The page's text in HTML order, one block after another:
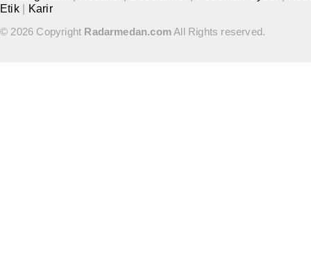
Etik
Karir
© 2026 Copyright Radarmedan.comAll Rights reserved.